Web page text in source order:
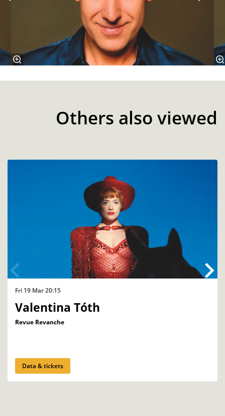
Others also viewed
Valentina Tóth
Revue Revanche
Fri 19 Mar20:15
Data & tickets